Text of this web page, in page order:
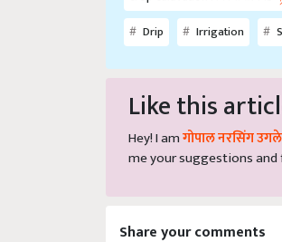
Drip
Irrigation
Like this
Hey! I am गोपाल नरसिंग उगले
me your suggestions and
Share your comments